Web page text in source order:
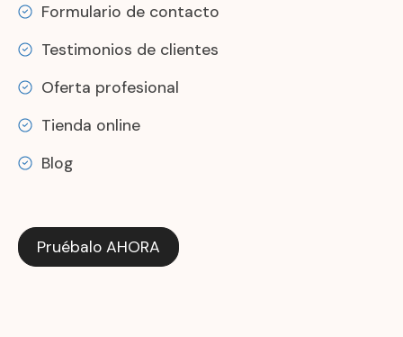
Formulario de contacto
Testimonios de clientes
Oferta profesional
Tienda online
Blog
Pruébalo AHORA